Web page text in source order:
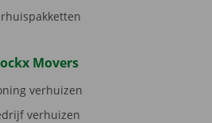
Movers
verhuizen
verhuizen